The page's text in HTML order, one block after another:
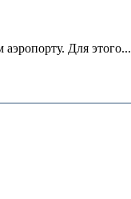
Для этого...